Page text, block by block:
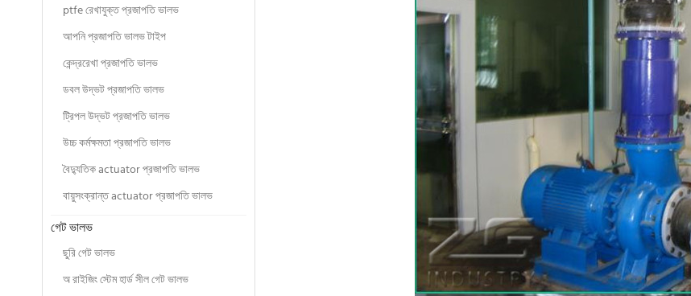
ptfe রেখাযুক্ত প্রজাপতি ভালভ
আপনি প্রজাপতি ভালভ টাইপ
কেন্দ্ররেখা প্রজাপতি ভালভ
ডবল উদ্ভট প্রজাপতি ভালভ
ট্রিপল উদ্ভট প্রজাপতি ভালভ
উচ্চ কর্মক্ষমতা প্রজাপতি ভালভ
বৈদ্যুতিক actuator প্রজাপতি ভালভ
বায়ুসংক্রান্ত actuator প্রজাপতি ভালভ
গেট ভালভ
ছুরি গেট ভালভ
অ রাইজিং স্টেম হার্ড সীল গেট ভালভ